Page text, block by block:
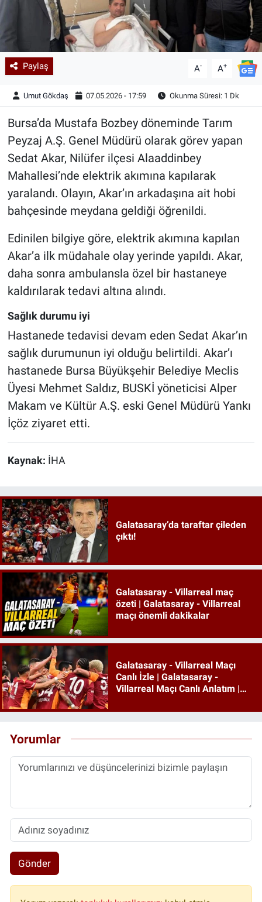
Paylaş A- A+
Umut Gökdaş 07.05.2026 - 17:59 Okunma Süresi: 1 Dk
Bursa’da Mustafa Bozbey döneminde Tarım
Peyzaj A.Ş. Genel Müdürü olarak görev yapan
Sedat Akar, Nilüfer ilçesi Alaaddinbey
Mahallesi’nde elektrik akımına kapılarak
yaralandı. Olayın, Akar’ın arkadaşına ait hobi
bahçesinde meydana geldiği öğrenildi.
Edinilen bilgiye göre, elektrik akımına kapılan
Akar’a ilk müdahale olay yerinde yapıldı. Akar,
daha sonra ambulansla özel bir hastaneye
kaldırılarak tedavi altına alındı.
Sağlık durumu iyi
Hastanede tedavisi devam eden Sedat Akar’ın
sağlık durumunun iyi olduğu belirtildi. Akar’ı
hastanede Bursa Büyükşehir Belediye Meclis
Üyesi Mehmet Saldız, BUSKİ yöneticisi Alper
Makam ve Kültür A.Ş. eski Genel Müdürü Yankı
İçöz ziyaret etti.
Kaynak: İHA
Galatasaray’da taraftar çileden
çıktı!
Galatasaray - Villarreal maç
özeti | Galatasaray - Villarreal
maçı önemli dakikalar
Galatasaray - Villarreal Maçı
Canlı İzle | Galatasaray -
Villarreal Maçı Canlı Anlatım |
Yorumlar
Gönder
Yazarlar
Astroloji-Rüya